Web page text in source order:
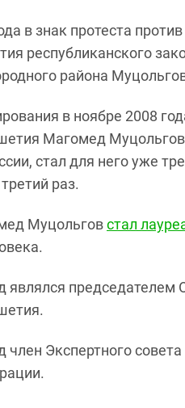
в знак протеста
республиканского
района
в ноябре 2008
Магомед
стал для него уже
раз.
Муцольговстал
являлся
член Экспертного